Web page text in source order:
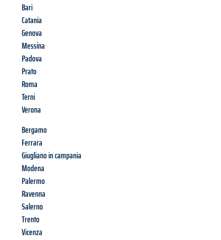
Bari
Catania
Genova
Messina
Padova
Prato
Roma
Terni
Verona
Bergamo
Ferrara
Giugliano in campania
Modena
Palermo
Ravenna
Salerno
Trento
Vicenza